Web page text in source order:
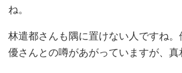
ね。
林遣都さんも隅に置けない人ですね
優さんとの噂があがっていますが、真